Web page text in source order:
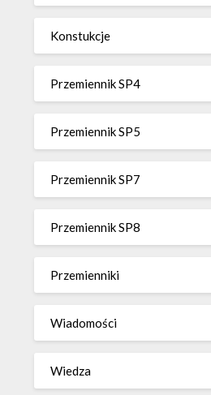
Konstukcje
Przemiennik SP4
Przemiennik SP5
Przemiennik SP7
Przemiennik SP8
Przemienniki
Wiadomości
Wiedza